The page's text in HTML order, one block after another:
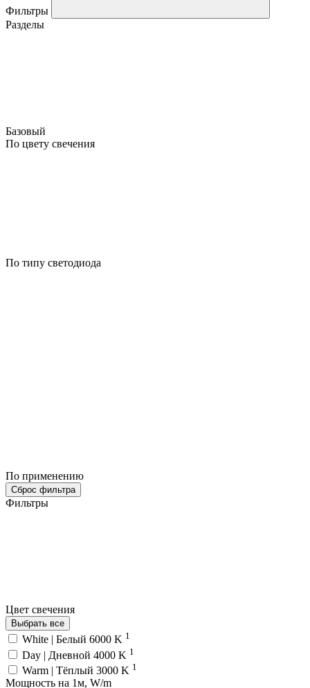
Фильтры
Разделы
Базовый
По цвету свечения
По типу светодиода
По применению
Сброс фильтра
Фильтры
Цвет свечения
Выбрать все
White | Белый 6000 K 1
Day | Дневной 4000 K 1
Warm | Тёплый 3000 K 1
Мощность на 1м, W/m